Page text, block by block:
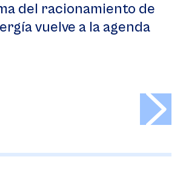
del racionamiento de
vuelve a la agenda